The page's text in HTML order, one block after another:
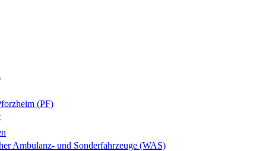
(PF)
Ambulanz- und Sonderfahrzeuge (WAS)